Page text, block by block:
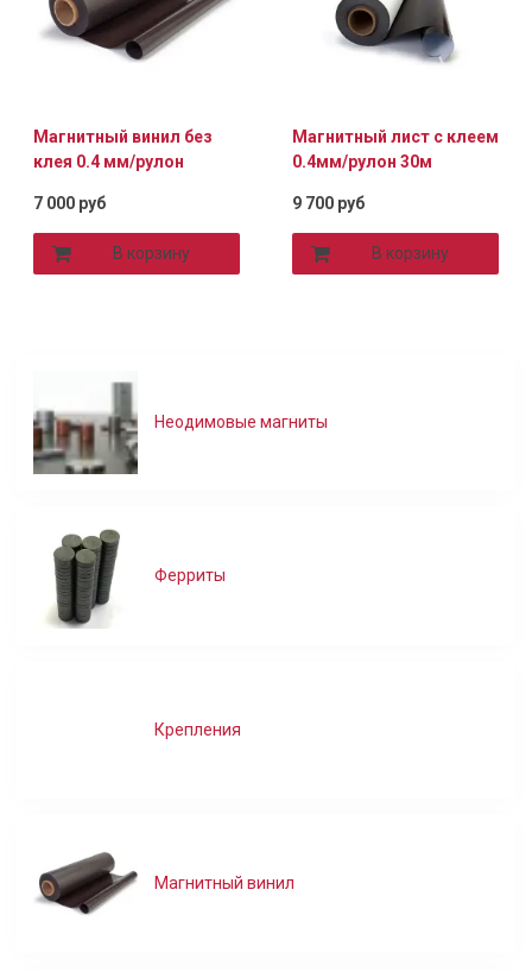
Магнитный винил без
клея 0.4 мм/рулон
7 000 руб
В корзину
Магнитный лист с клеем
0.4мм/рулон 30м
9 700 руб
В корзину
Неодимовые магниты
Ферриты
Крепления
Магнитный винил